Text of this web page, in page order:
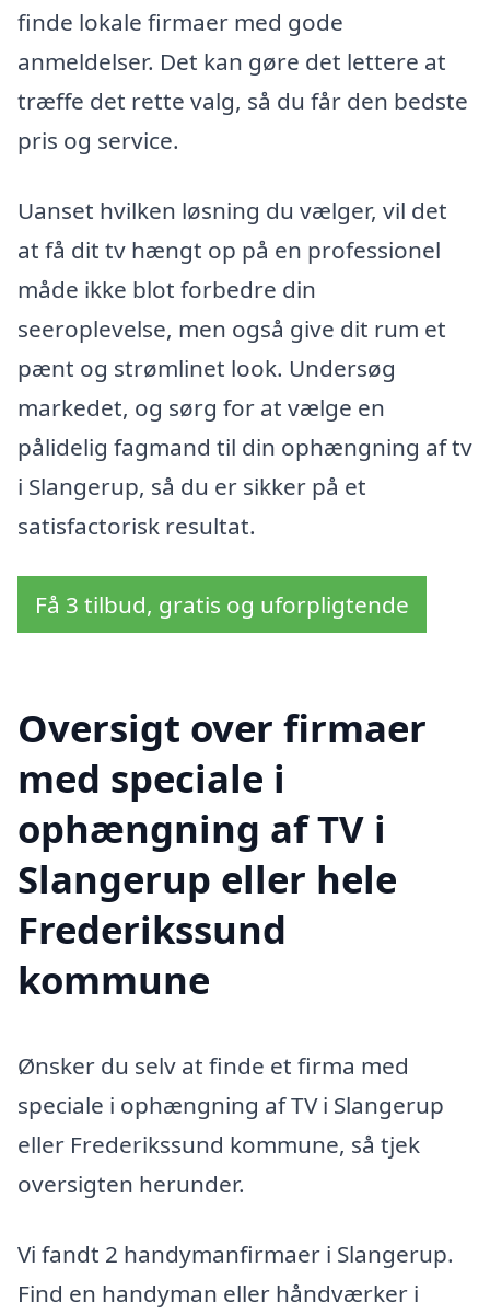
finde lokale firmaer med gode
anmeldelser. Det kan gøre det lettere at
træffe det rette valg, så du får den bedste
pris og service.
Uanset hvilken løsning du vælger, vil det
at få dit tv hængt op på en professionel
måde ikke blot forbedre din
seeroplevelse, men også give dit rum et
pænt og strømlinet look. Undersøg
markedet, og sørg for at vælge en
pålidelig fagmand til din ophængning af tv
i Slangerup, så du er sikker på et
satisfactorisk resultat.
Få 3 tilbud, gratis og uforpligtende
Oversigt over firmaer
med speciale i
ophængning af TV i
Slangerup eller hele
Frederikssund
kommune
Ønsker du selv at finde et firma med
speciale i ophængning af TV i Slangerup
eller Frederikssund kommune, så tjek
oversigten herunder.
Vi fandt 2 handymanfirmaer i Slangerup.
Find en handyman eller håndværker i